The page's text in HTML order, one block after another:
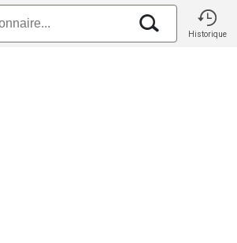
Historique